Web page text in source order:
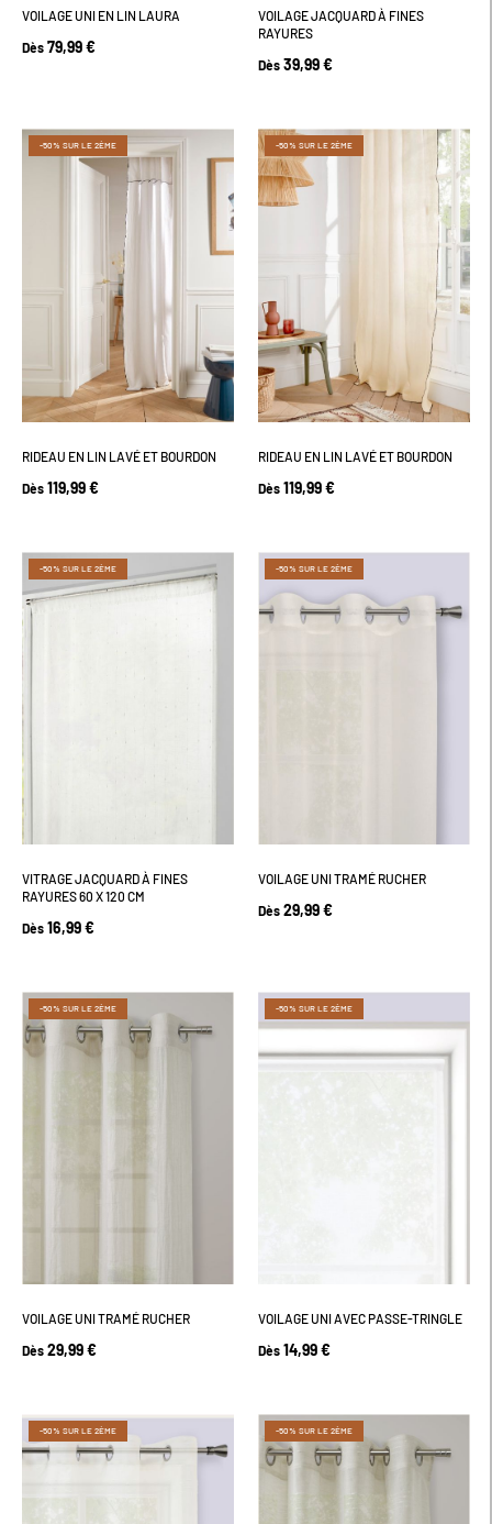
VOILAGE UNI EN LIN LAURA
Dès 79,99 €
VOILAGE JACQUARD À FINES
RAYURES
Dès 39,99 €
-50% SUR LE 2ÈME
RIDEAU EN LIN LAVÉ ET BOURDON
Dès 119,99 €
-50% SUR LE 2ÈME
RIDEAU EN LIN LAVÉ ET BOURDON
Dès 119,99 €
-50% SUR LE 2ÈME
VITRAGE JACQUARD À FINES
RAYURES 60 X 120 CM
Dès 16,99 €
-50% SUR LE 2ÈME
VOILAGE UNI TRAMÉ RUCHER
Dès 29,99 €
-50% SUR LE 2ÈME
VOILAGE UNI TRAMÉ RUCHER
Dès 29,99 €
-50% SUR LE 2ÈME
VOILAGE UNI AVEC PASSE-TRINGLE
Dès 14,99 €
-50% SUR LE 2ÈME -50% SUR LE 2ÈME